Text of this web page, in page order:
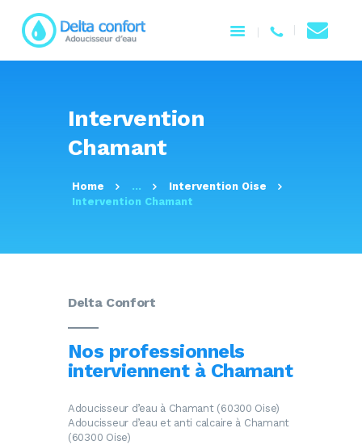
Intervention
Chamant
Home ...
Intervention Oise
Intervention Chamant
ACCUEIL
NOTRE ENTREPRISE
PRODUITS
CONTACTEZ-NOUS
Delta Confort
Nos professionnels
interviennent à Chamant
Adoucisseur d’eau à Chamant (60300 Oise)
Adoucisseur d’eau et anti calcaire à Chamant
(60300 Oise)